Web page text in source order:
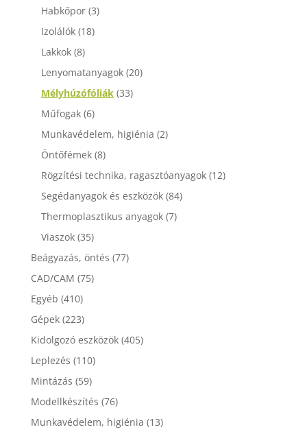
Habkőpor (3)
Izolálók (18)
Lakkok (8)
Lenyomatanyagok (20)
Mélyhúzófóliák (33)
Műfogak (6)
Munkavédelem, higiénia (2)
Öntőfémek (8)
Rögzítési technika, ragasztóanyagok (12)
Segédanyagok és eszközök (84)
Thermoplasztikus anyagok (7)
Viaszok (35)
Beágyazás, öntés (77)
CAD/CAM (75)
Egyéb (410)
Gépek (223)
Kidolgozó eszközök (405)
Leplezés (110)
Mintázás (59)
Modellkészítés (76)
Munkavédelem, higiénia (13)